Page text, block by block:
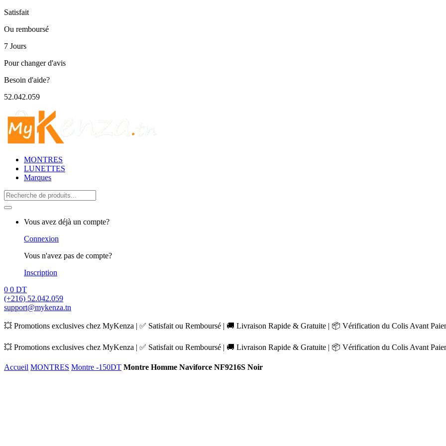
Satisfait
Ou remboursé
7 Jours
Pour changer d'avis
Besoin d'aide?
52.042.059
MONTRES
LUNETTES
Marques
Search
for:
Vous avez déjà un compte?
Connexion
Vous n'avez pas de compte?
Inscription
0 0 DT
(+216) 52.042.059
support@mykenza.tn
💥 Promotions exclusives chez MyKenza | ✅ Satisfait ou Remboursé | 🚚 Livraison Rapide & Gratuite | 📦 Vérification du Colis Avant
💥 Promotions exclusives chez MyKenza | ✅ Satisfait ou Remboursé | 🚚 Livraison Rapide & Gratuite | 📦 Vérification du Colis Avant
Accueil MONTRES Montre -150DT Montre Homme Naviforce NF9216S Noir